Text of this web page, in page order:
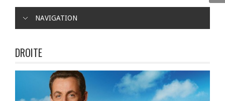
NAVIGATION
DROITE